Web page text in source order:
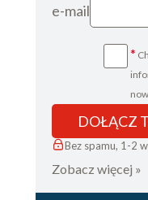
e-mail
*
DOŁĄCZ
Bez spamu, 1-2
Zobacz więcej »